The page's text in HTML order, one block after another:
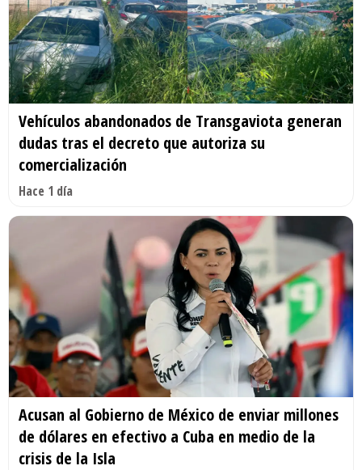
Vehículos abandonados de Transgaviota generan
dudas tras el decreto que autoriza su
comercialización
Hace 1 día
Acusan al Gobierno de México de enviar millones
de dólares en efectivo a Cuba en medio de la
crisis de la Isla